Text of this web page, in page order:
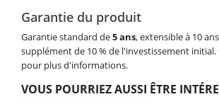
Garantie du produit
Garantie standard de5 ans, extensible à 10
supplément de 10 % de l'investissement
pour plus d'informations.
VOUS POURRIEZ AUSSI ÊTRE